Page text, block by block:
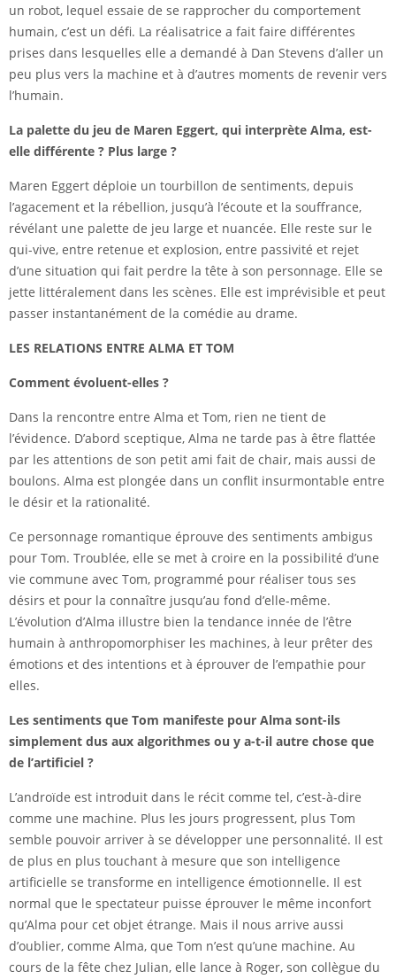
un robot, lequel essaie de se rapprocher du comportement
humain, c’est un défi. La réalisatrice a fait faire différentes
prises dans lesquelles elle a demandé à Dan Stevens d’aller un
peu plus vers la machine et à d’autres moments de revenir vers
l’humain.
La palette du jeu de Maren Eggert, qui interprète Alma, est-
elle différente ? Plus large ?
Maren Eggert déploie un tourbillon de sentiments, depuis
l’agacement et la rébellion, jusqu’à l’écoute et la souffrance,
révélant une palette de jeu large et nuancée. Elle reste sur le
qui-vive, entre retenue et explosion, entre passivité et rejet
d’une situation qui fait perdre la tête à son personnage. Elle se
jette littéralement dans les scènes. Elle est imprévisible et peut
passer instantanément de la comédie au drame.
LES RELATIONS ENTRE ALMA ET TOM
Comment évoluent-elles ?
Dans la rencontre entre Alma et Tom, rien ne tient de
l’évidence. D’abord sceptique, Alma ne tarde pas à être flattée
par les attentions de son petit ami fait de chair, mais aussi de
boulons. Alma est plongée dans un conflit insurmontable entre
le désir et la rationalité.
Ce personnage romantique éprouve des sentiments ambigus
pour Tom. Troublée, elle se met à croire en la possibilité d’une
vie commune avec Tom, programmé pour réaliser tous ses
désirs et pour la connaître jusqu’au fond d’elle-même.
L’évolution d’Alma illustre bien la tendance innée de l’être
humain à anthropomorphiser les machines, à leur prêter des
émotions et des intentions et à éprouver de l’empathie pour
elles.
Les sentiments que Tom manifeste pour Alma sont-ils
simplement dus aux algorithmes ou y a-t-il autre chose que
de l’artificiel ?
L’androïde est introduit dans le récit comme tel, c’est-à-dire
comme une machine. Plus les jours progressent, plus Tom
semble pouvoir arriver à se développer une personnalité. Il est
de plus en plus touchant à mesure que son intelligence
artificielle se transforme en intelligence émotionnelle. Il est
normal que le spectateur puisse éprouver le même inconfort
qu’Alma pour cet objet étrange. Mais il nous arrive aussi
d’oublier, comme Alma, que Tom n’est qu’une machine. Au
cours de la fête chez Julian, elle lance à Roger, son collègue du